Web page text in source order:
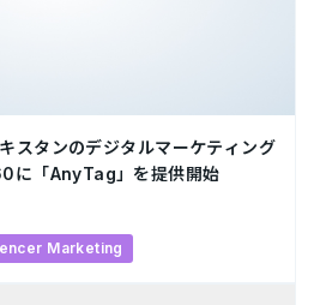
タンのデジタルマーケティング
「AnyTag」を提供開始
Marketing